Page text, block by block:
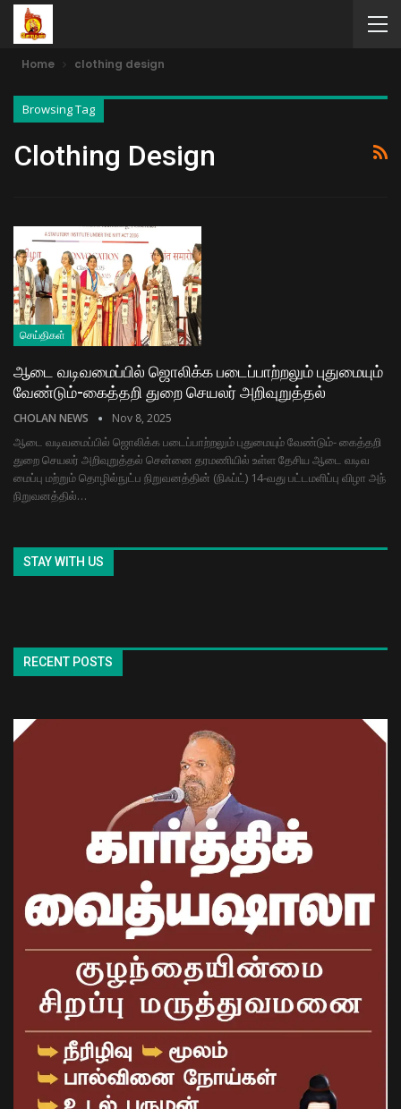
Home clothing design
Browsing Tag
Clothing Design
செய்திகள்
ஆடை வடிவ​மைப்​பில் ஜொலிக்க படைப்​பாற்​றலும் புது​மை​யும்
வேண்​டும்-கைத்தறி துறை செயலர் அறிவுறுத்தல்
CHOLAN NEWS Nov 8, 2025
ஆடை வடிவ​மைப்​பில் ஜொலிக்க படைப்​பாற்​றலும் புது​மை​யும் வேண்​டும்- கைத்தறி
துறை செயலர் அறிவுறுத்தல் சென்னை தரமணி​யில் உள்ள தேசிய ஆடை வடிவ​
மைப்பு மற்​றும் தொழில்​நுட்ப நிறு​வனத்​தின் (நிஃப்ட்) 14-வது பட்​டமளிப்பு விழா அந்​
நிறு​வனத்​தில்…
STAY WITH US
RECENT POSTS